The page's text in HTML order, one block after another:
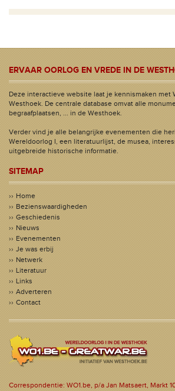
ERVAAR OORLOG EN VREDE IN DE
Deze interactieve website laat je kennismaken met
Westhoek. De centrale database omvat alle
begraafplaatsen, ... in de Westhoek.
Verder vind je alle belangrijke evenementen die
Wereldoorlog I, een literatuurlijst, de musea,
uitgebreide historische informatie.
SITEMAP
Home
Bezienswaardigheden
Geschiedenis
Nieuws
Evenementen
Je was erbij
Netwerk
Literatuur
Links
Adverteren
Contact
Correspondentie: WO1.be, p/a Jan Matsaert, Markt